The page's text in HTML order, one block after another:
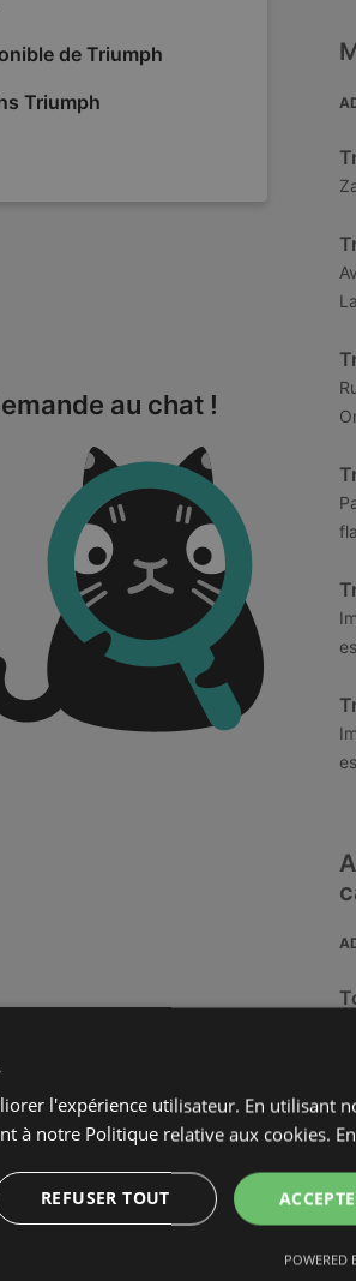
de Triumph
Triumph
au chat !
l'expérience utilisateur. En utilisant
à notre Politique relative aux cookies.
REFUSER TOUT
POWERED